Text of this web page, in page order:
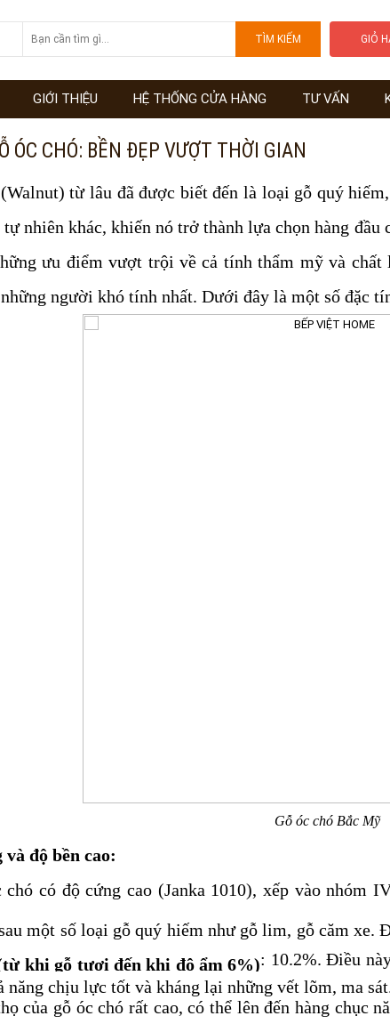
GIỎ
GIỚI THIỆU HỆ THỐNG CỬA HÀNG TƯ VẤN
ÓC CHÓ: BỀN ĐẸP VƯỢT THỜI GIAN
từ lâu đã được biết đến là loại gỗ quý
nhiên khác, khiến nó trở thành lựa chọn hàng đầu
ưu điểm vượt trội về cả tính thẩm mỹ và chất
người khó tính nhất. Dưới đây là một số đặc
Gỗ óc chó Bắc Mỹ
và độ bền cao:
chó có độ cứng cao (Janka 1010), xếp vào nhóm
một số loại gỗ quý hiếm như gỗ lim, gỗ căm xe.
khi gỗ tươi đến khi độ ẩm 6%): 10.2%. Điều
năng chịu lực tốt và kháng lại những vết lõm, ma sát.
của gỗ óc chó rất cao, có thể lên đến hàng chục